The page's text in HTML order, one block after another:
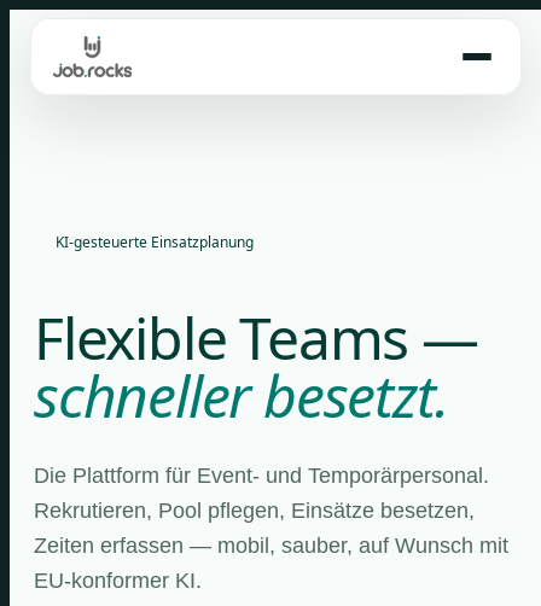
content
KI-gesteuerte Einsatzplanung
Flexible Teams —
schneller besetzt.
Die Plattform für Event- und Temporärpersonal.
Rekrutieren, Pool pflegen, Einsätze besetzen,
Zeiten erfassen — mobil, sauber, auf Wunsch mit
EU-konformer KI.